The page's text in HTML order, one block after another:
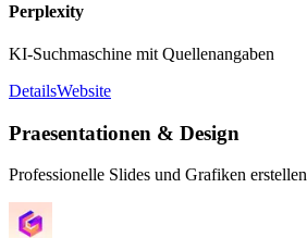
Perplexity
KI-Suchmaschine mit Quellenangaben
DetailsWebsite
Praesentationen & Design
Professionelle Slides und Grafiken erstellen